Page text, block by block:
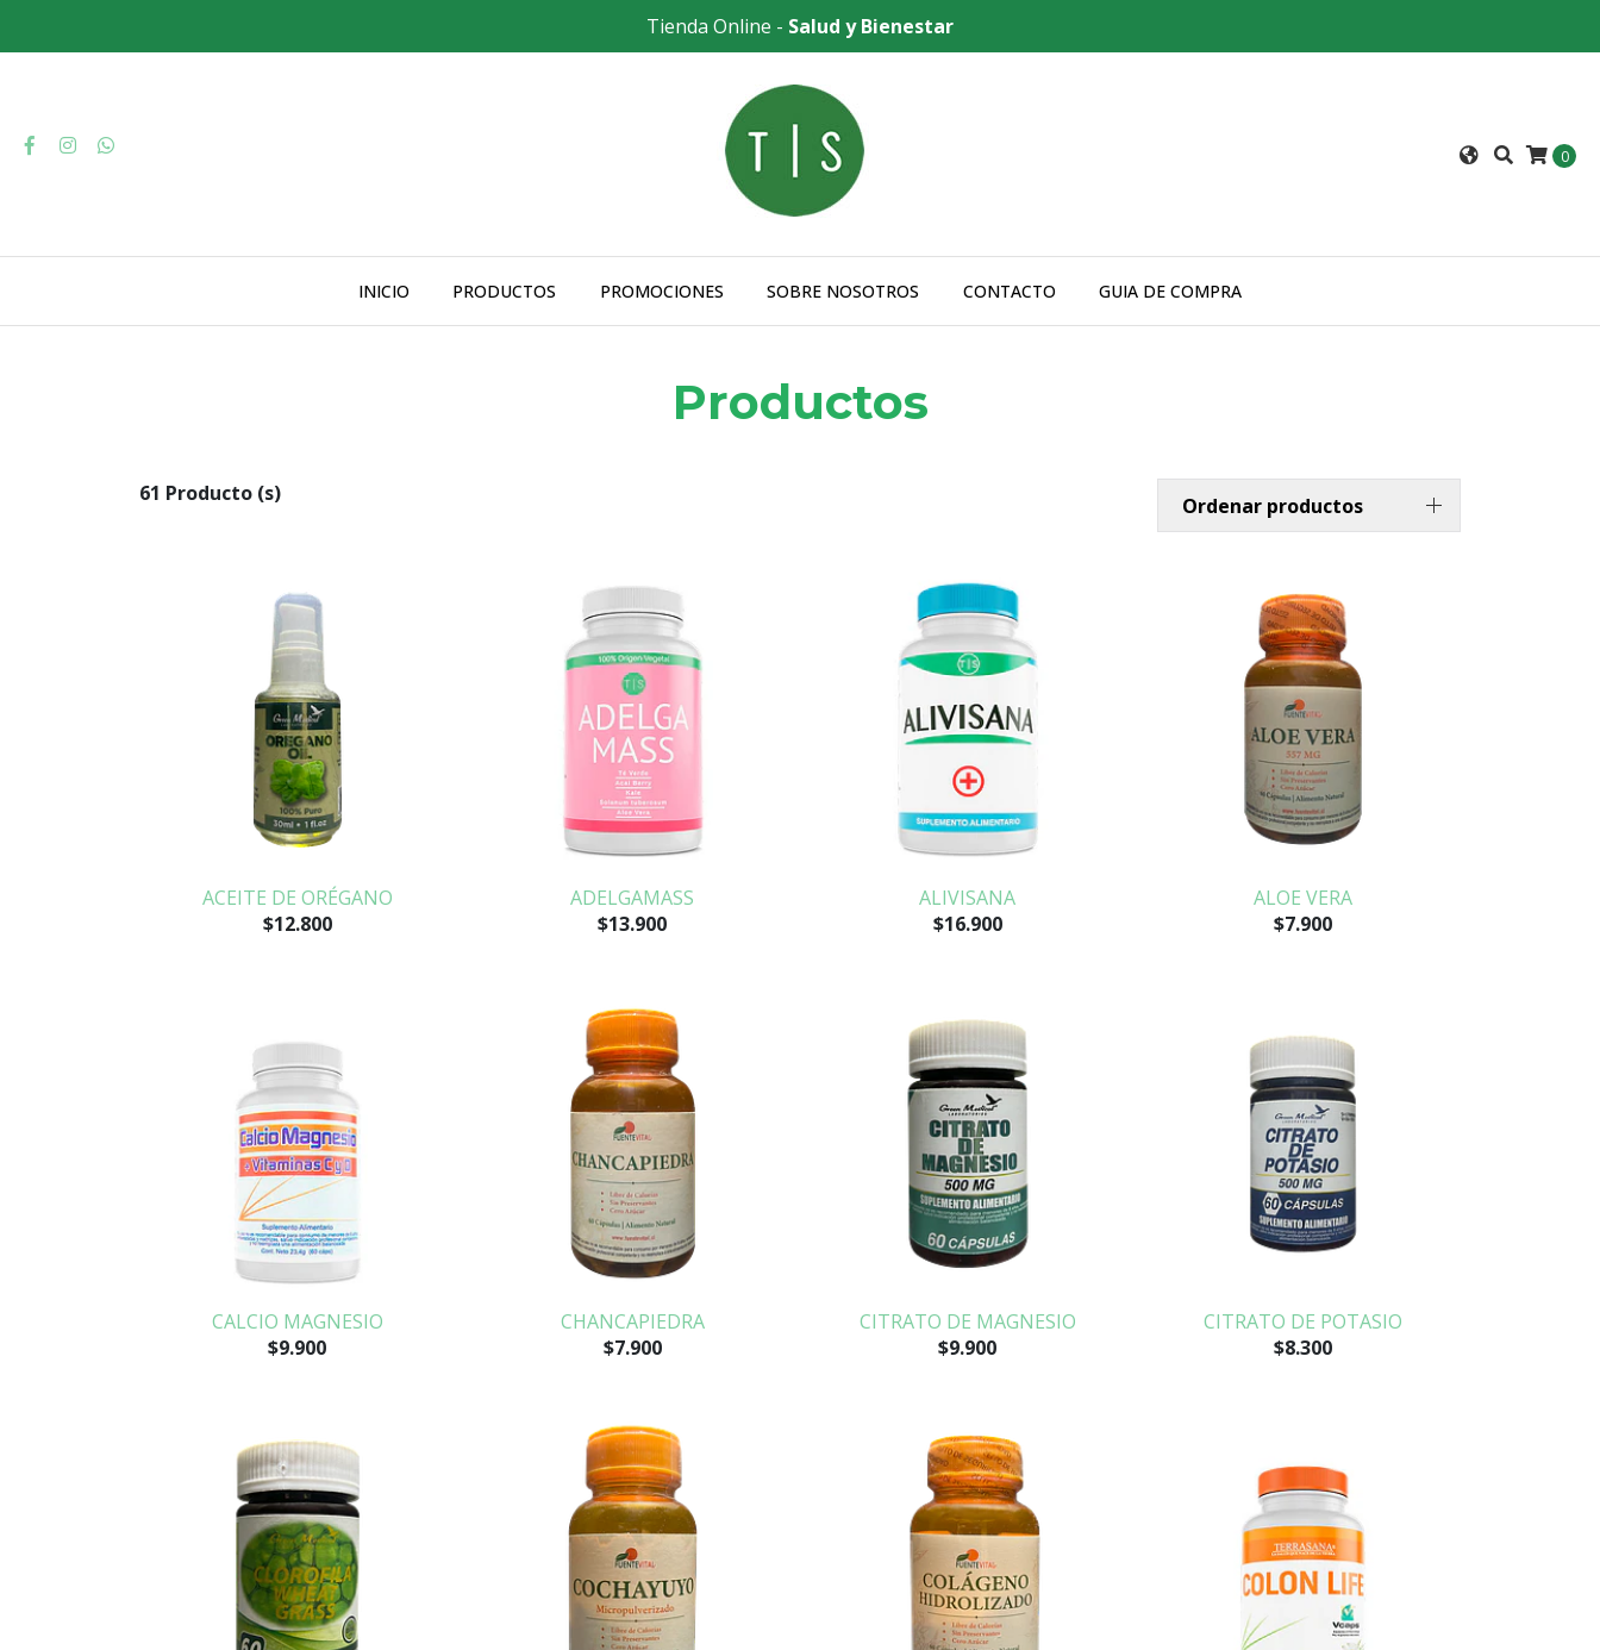
Tienda Online - Salud y Bienestar
0
INICIO PRODUCTOS PROMOCIONES SOBRE NOSOTROS CONTACTO GUIA DE COMPRA
Productos
61 Producto (s) Ordenar productos
ACEITE DE ORÉGANO
$12.800
ADELGAMASS
$13.900
ALIVISANA
$16.900
ALOE VERA
$7.900
CALCIO MAGNESIO
$9.900
CHANCAPIEDRA
$7.900
CITRATO DE MAGNESIO
$9.900
CITRATO DE POTASIO
$8.300